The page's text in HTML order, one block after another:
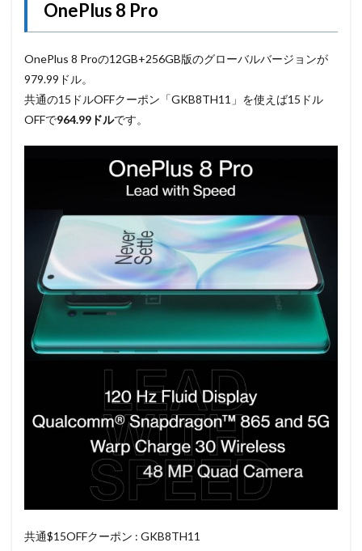
OnePlus 8 Pro
OnePlus 8 Proの12GB+256GB版のグローバルバージョンが
979.99ドル。
共通の15ドルOFFクーポン「GKB8TH11」を使えば15ドル
OFFで964.99ドルです。
共通$15OFFクーポン : GKB8TH11